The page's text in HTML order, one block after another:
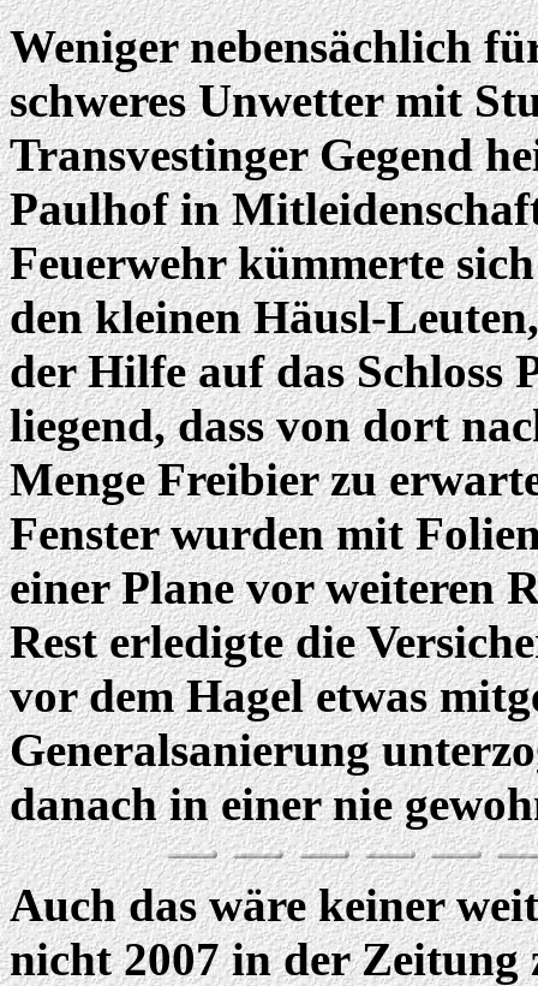
Weniger nebensächlich
schweres Unwetter mit
Transvestinger Gegend
Paulhof in
Feuerwehr kümmerte
den kleinen Häusl-
der Hilfe auf das Schloss
liegend, dass von dort
Menge Freibier zu
Fenster wurden mit
einer Plane vor weiteren
Rest erledigte die
vor dem Hagel etwas
Generalsanierung
danach in einer nie
Auch das wäre keiner
nicht 2007 in der Zeitung